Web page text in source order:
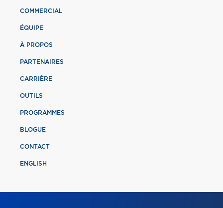
COMMERCIAL
ÉQUIPE
À PROPOS
PARTENAIRES
CARRIÈRE
OUTILS
PROGRAMMES
BLOGUE
CONTACT
ENGLISH